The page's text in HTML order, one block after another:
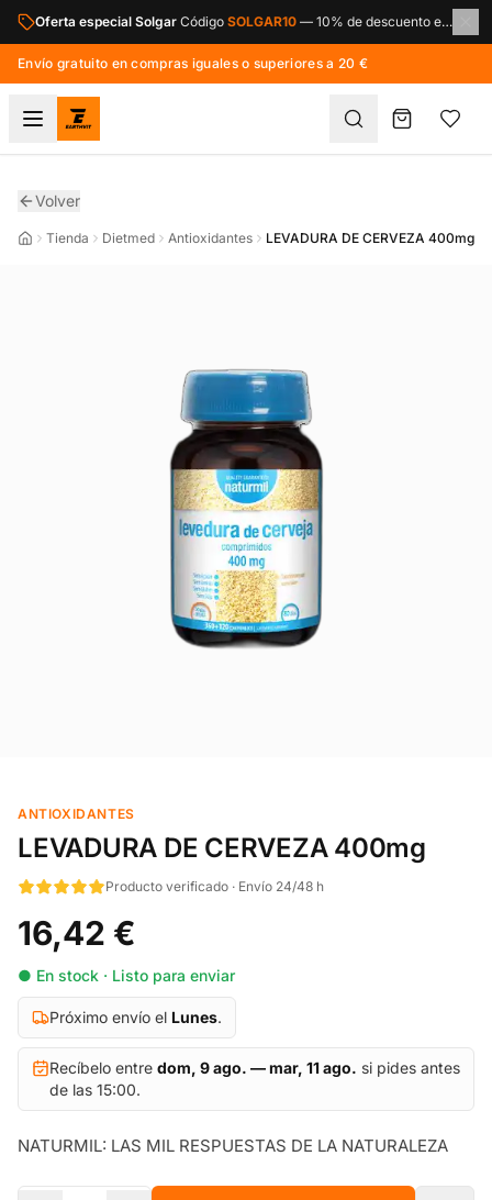
Saltar al contenido principal
Oferta especial Solgar Código SOLGAR10 — 10% de descuento en toda la marca Solgar.
Envío gratuito en compras iguales o superiores a 20 €
Volver
Tienda Dietmed Antioxidantes LEVADURA DE CERVEZA 400mg
ANTIOXIDANTES
LEVADURA DE CERVEZA 400mg
Producto verificado · Envío 24/48 h
16,42 €
● En stock · Listo para enviar
Próximo envío el Lunes.
Recíbelo entre dom, 9 ago. — mar, 11 ago. si pides antes
de las 15:00.
NATURMIL: LAS MIL RESPUESTAS DE LA NATURALEZA